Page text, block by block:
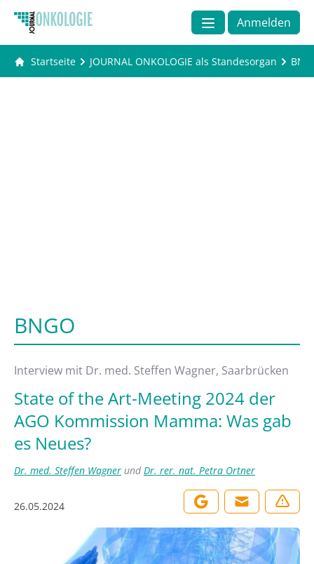
Anmelden
Startseite JOURNAL ONKOLOGIE als Standesorgan
BNGO
Interview mit Dr. med. Steffen Wagner, Saarbrücken
State of the Art-Meeting 2024 der
AGO Kommission Mamma: Was gab
es Neues?
Dr. med. Steffen Wagner undDr. rer. nat. Petra Ortner
26.05.2024